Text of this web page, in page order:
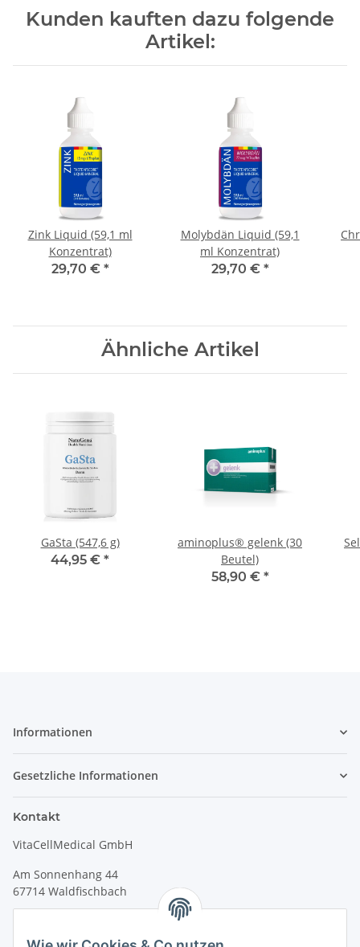
Kunden kauften dazu folgende
Artikel:
Zink Liquid (59,1 ml
Konzentrat)
29,70 € *
Molybdän Liquid (59,1
ml Konzentrat)
29,70 € *
Ähnliche Artikel
GaSta (547,6 g)
44,95 € *
aminoplus® gelenk (30
Beutel)
58,90 € *
Informationen
Gesetzliche Informationen
Kontakt
VitaCellMedical GmbH
Am Sonnenhang 44
67714 Waldfischbach
Fax+49 6333 99090 33